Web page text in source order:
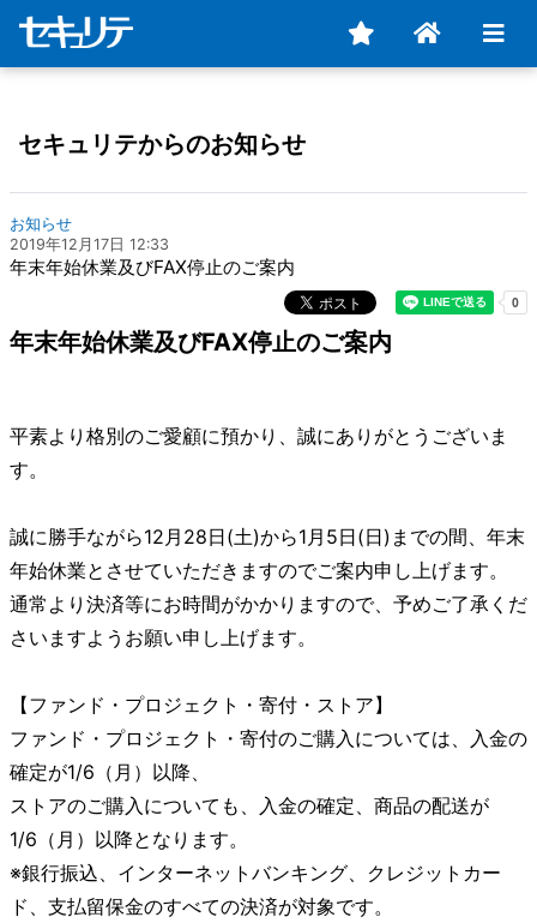
セキュリテからのお知らせ
お知らせ
2019年12月17日 12:33
年末年始休業及びFAX停止のご案内
年末年始休業及びFAX停止のご案内
平素より格別のご愛顧に預かり、誠にありがとうございま
す。
誠に勝手ながら12月28日(土)から1月5日(日)までの間、年末
年始休業とさせていただきますのでご案内申し上げます。
通常より決済等にお時間がかかりますので、予めご了承くだ
さいますようお願い申し上げます。
【ファンド・プロジェクト・寄付・ストア】
ファンド・プロジェクト・寄付のご購入については、入金の
確定が1/6（月）以降、
ストアのご購入についても、入金の確定、商品の配送が
1/6（月）以降となります。
※銀行振込、インターネットバンキング、クレジットカー
ド、支払留保金のすべての決済が対象です。